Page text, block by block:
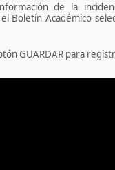
de la
Boletín Académico
GUARDAR para